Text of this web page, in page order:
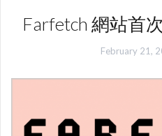
Farfetch 網站首
February 21,